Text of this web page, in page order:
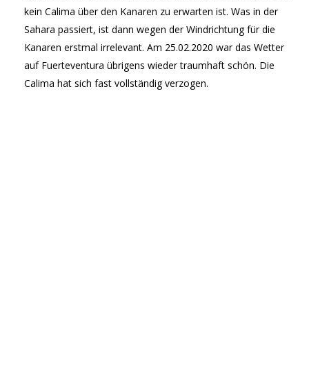
kein Calima über den Kanaren zu erwarten ist. Was in der
Sahara passiert, ist dann wegen der Windrichtung für die
Kanaren erstmal irrelevant. Am 25.02.2020 war das Wetter
auf Fuerteventura übrigens wieder traumhaft schön. Die
Calima hat sich fast vollständig verzogen.